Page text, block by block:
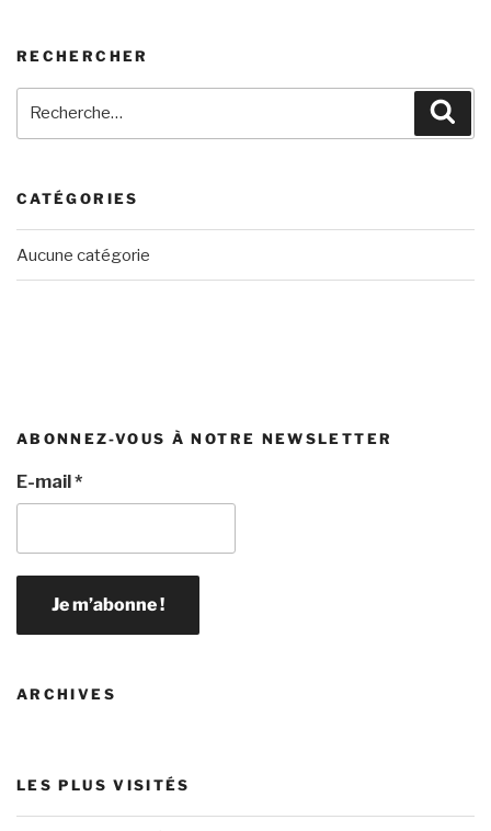
RECHERCHER
CATÉGORIES
Aucune catégorie
ABONNEZ-VOUS À NOTRE NEWSLETTER
E-mail*
ARCHIVES
LES PLUS VISITÉS